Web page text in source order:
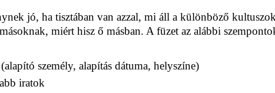
jó, ha tisztában van azzal, mi áll a különböző
miért hisz ő másban. A füzet az alábbi
személy, alapítás dátuma, helyszíne)
iratok